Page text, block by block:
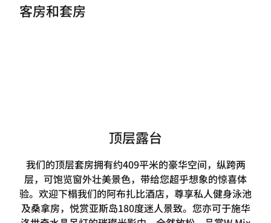
客房和套房
顶层露台
我们的顶层套房拥有约409平米的豪华空间，纵跨两
层，可饱览窗外壮美景色，带给您超乎想象的惊喜体
验。欢迎下榻我们的阿布扎比酒店，尊享私人健身泳池
及桑拿房，悦赏亚斯岛180度迷人景致。您亦可于施华